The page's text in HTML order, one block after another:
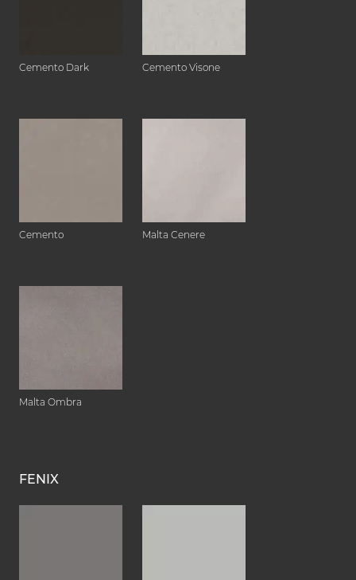
Cemento Dark Cemento Visone
Cemento Malta Cenere
Malta Ombra
FENIX